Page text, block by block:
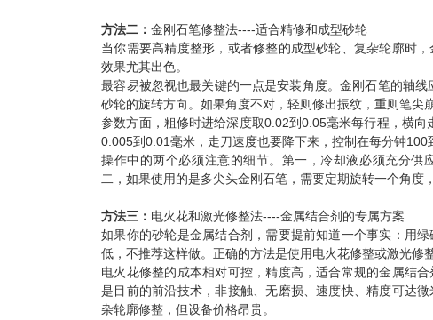
方法二：金刚石笔修整法----适合精修和成型砂轮
当你需要高精度整形，或者修整的成型砂轮、复杂轮廓时
效果尤其出色。
最容易被忽视也最关键的一点是安装角度。金刚石笔的轴
砂轮的旋转方向。如果角度不对，轻则修出振纹，重则笔尖崩
参数方面，粗修时进给深度取0.02到0.05毫米每行程，横
0.005到0.01毫米，走刀速度也要降下来，控制在每分钟100
操作中的两个必须注意的细节。第一，冷却液必须充分供
二，如果使用的是多尖头金刚石笔，需要定期旋转一个角度
方法三： 电火花和激光修整法----金属结合剂的专属方案
如果你的砂轮是金属结合剂，需要提前知道一个事实：用
低，不推荐这样做。正确的方法是使用电火花修整或激光修整
电火花修整的成本相对可控，精度高，适合常规的金属结
是目前的前沿技术，非接触、无磨损、速度快、精度可达
杂轮廓修整，但设备价格昂贵。